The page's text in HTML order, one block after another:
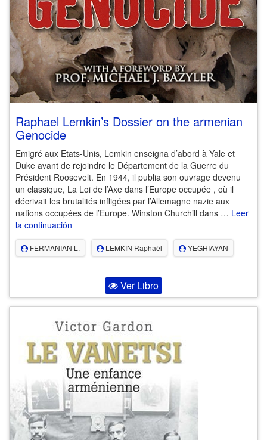
Raphael Lemkin’s Dossier on the armenian
Genocide
Emigré aux Etats-Unis, Lemkin enseigna d’abord à Yale et
Duke avant de rejoindre le Département de la Guerre du
Président Roosevelt. En 1944, il publia son ouvrage devenu
un classique, La Loi de l’Axe dans l’Europe occupée , où il
décrivait les brutalités infligées par l’Allemagne nazie aux
nations occupées de l’Europe. Winston Churchill dans … Leer
la continuación
FERMANIAN L. LEMKIN Raphaël YEGHIAYAN
Ver Libro